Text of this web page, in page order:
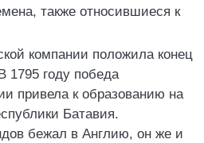
также относившиеся к
компании положила конец
1795 году победа
привела к образованию на
Батавия.
бежал в Англию, он же и